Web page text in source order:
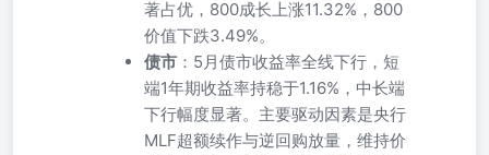
著占优，800成长上涨11.32%，800
价值下跌3.49%。
债市 ：5月债市收益率全线下行，短
端1年期收益率持稳于1.16%，中长端
下行幅度显著。主要驱动因素是央行
MLF超额续作与逆回购放量，维持价